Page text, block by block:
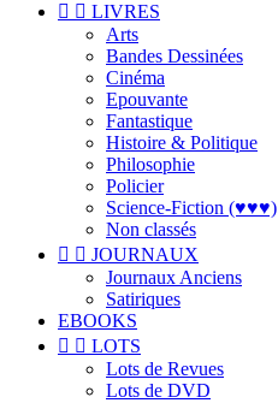
  LIVRES
Arts
Bandes Dessinées
Cinéma
Epouvante
Fantastique
Histoire & Politique
Philosophie
Policier
Science-Fiction (♥♥♥)
Non classés
  JOURNAUX
Journaux Anciens
Satiriques
EBOOKS
  LOTS
Lots de Revues
Lots de DVD